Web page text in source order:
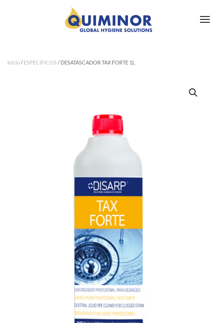
Ir al contenido principal
Inicio/ ESPECIFICOS/ DESATASCADOR TAX FORTE 1L